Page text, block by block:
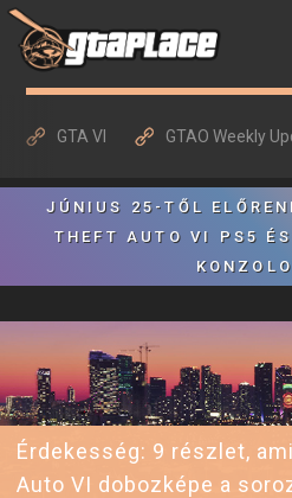
GTA VI GTAO Weekly
JÚNIUS 25-TŐL
THEFT AUTO VI PS5
Érdekesség: 9 részlet,
Auto VI dobozképe a